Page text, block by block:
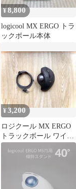
¥8,800
logicool MX ERGO トラ
ックボール本体
¥3,200
ロジクール MX ERGO
トラックボール ワイヤ
レスマウス